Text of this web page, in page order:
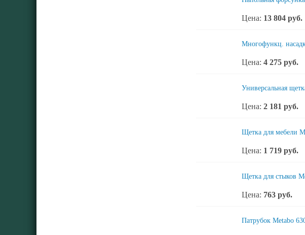
Цена: 13 804 руб.
Многофункц.
Цена: 4 275 руб.
Универсальная
Цена: 2 181 руб.
Щетка для мебели
Цена: 1 719 руб.
Щетка для стыков
Цена: 763 руб.
Патрубок Metabo